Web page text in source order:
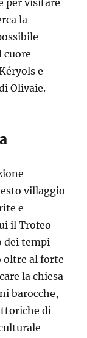
per visitare
la
cuore
e
Olivaie.
villaggio
e
il Trofeo
dei tempi
oltre al forte
la chiesa
barocche,
di